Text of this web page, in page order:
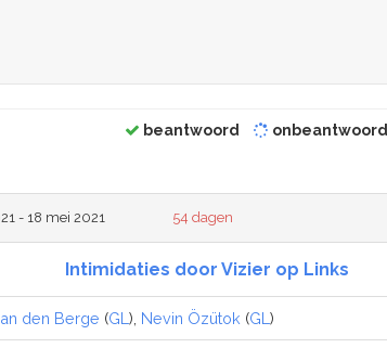
beantwoord onbeantwoord
- 18 mei 2021 54 dagen
Intimidaties door Vizier op Links
den Berge (GL ), Nevin Özütok (GL )